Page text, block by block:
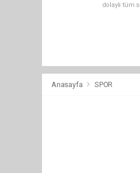
dolaylı tüm
Anasayfa SPOR